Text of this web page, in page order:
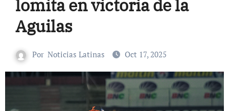
lomita en victoria de la
Aguilas
Por Noticias Latinas Oct 17, 2025